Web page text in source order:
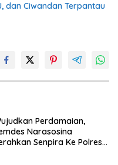
dan Ciwandan Terpantau
Perdamaian,
Narasosina
Senpira Ke Polres